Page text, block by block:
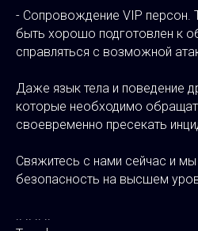
- Сопровождение VIP персон.
быть хорошо подготовлен к
справляться с возможной
Даже язык тела и поведение
которые необходимо
своевременно пресекать
Свяжитесь с нами сейчас и
безопасность на высшем
.. .. .. ..